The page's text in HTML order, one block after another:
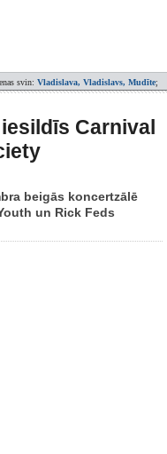
svin: Vladislava, Vladislavs, Mudīte;
Carnival
beigās koncertzālē
un Rick Feds